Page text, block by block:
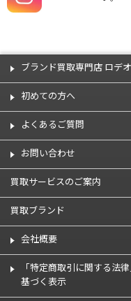
ブランド買取専門店 ロデ
初めての方へ
よくあるご質問
お問い合わせ
買取サービスのご案内
買取ブランド
会社概要
「特定商取引に関する法
基づく表示